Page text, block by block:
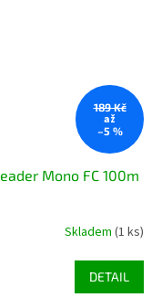
189 Kč
až
–5 %
Mono FC 100m
Skladem (1 ks)
DETAIL